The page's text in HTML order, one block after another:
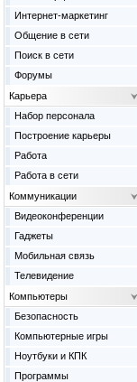
Интернет-маркетинг
Общение в сети
Поиск в сети
Форумы
Карьера
Набор персонала
Построение карьеры
Работа
Работа в сети
Коммуникации
Видеоконференции
Гаджеты
Мобильная связь
Телевидение
Компьютеры
Безопасность
Компьютерные игры
Ноутбуки и КПК
Программы